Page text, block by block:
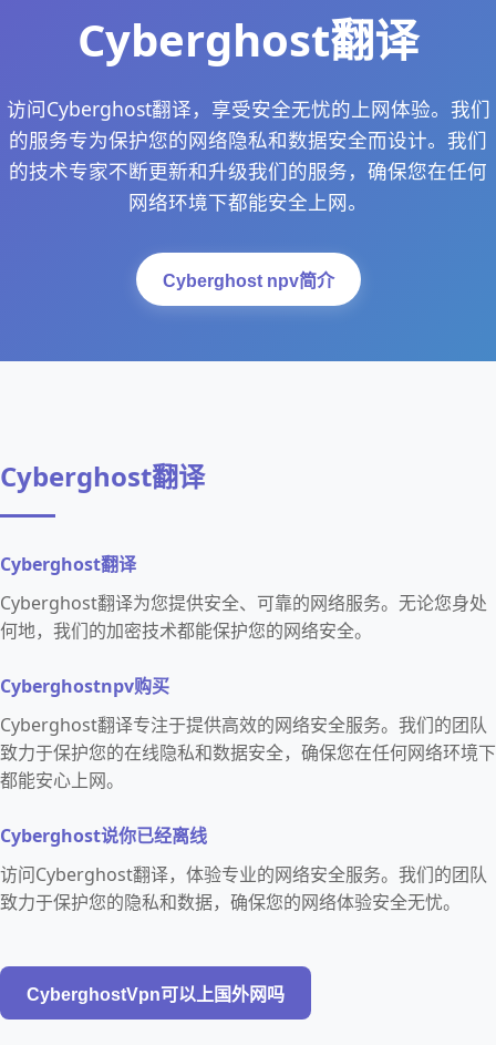
Cyberghost翻译
访问Cyberghost翻译，享受安全无忧的上网体验。我们
的服务专为保护您的网络隐私和数据安全而设计。我们
的技术专家不断更新和升级我们的服务，确保您在任何
网络环境下都能安全上网。
Cyberghost npv简介
Cyberghost翻译
Cyberghost翻译
Cyberghost翻译为您提供安全、可靠的网络服务。无论您身处
何地，我们的加密技术都能保护您的网络安全。
Cyberghostnpv购买
Cyberghost翻译专注于提供高效的网络安全服务。我们的团队
致力于保护您的在线隐私和数据安全，确保您在任何网络环境下
都能安心上网。
Cyberghost说你已经离线
访问Cyberghost翻译，体验专业的网络安全服务。我们的团队
致力于保护您的隐私和数据，确保您的网络体验安全无忧。
CyberghostVpn可以上国外网吗